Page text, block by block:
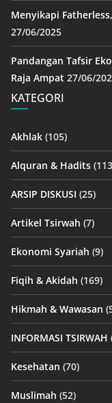
Menyikapi
27/06/2025
Pandangan Tafsir
Raja Ampat 27/06/
KATEGORI
Akhlak (105)
Alquran & Hadits
ARSIP DISKUSI (25)
Artikel Tsirwah (7)
Ekonomi Syariah (9)
Fiqih & Akidah (169)
Hikmah & Wawasan
INFORMASI TSIRWAH
Kesehatan (70)
Muslimah (52)